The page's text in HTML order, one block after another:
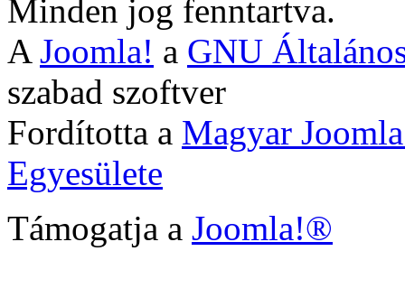
Minden jog fenntartva.
A Joomla! a GNU
szabad szoftver
Fordította a Magyar
Egyesülete
Támogatja a Joomla!®